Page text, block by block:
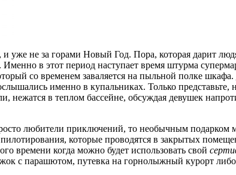
и уже не за горами Новый Год. Пора, которая дарит
. Именно в этот период наступает время штурма
со временем заваляется на пыльной полке
именно в купальниках. Только
нежатся в теплом бассейне, обсуждая девушек
любители приключений, то необычным подарком
которые проводятся в закрытых
времени когда можно будет использовать свой
с парашютом, путевка на горнолыжный курорт либо